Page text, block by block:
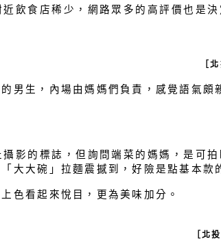
食店稀少，網路眾多的高評價也是決
［
生，內場由媽媽們負責，感覺語氣頗
的標誌，但詢問端菜的媽媽，是可拍
大大碗」拉麵震撼到，好險是點基本
看起來悅目，更為美味加分。
［北